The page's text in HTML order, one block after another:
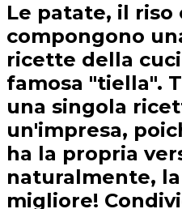
Le patate, il riso
compongono
ricette della
famosa "tiella".
una singola
un'impresa,
ha la propria
naturalmente,
migliore!